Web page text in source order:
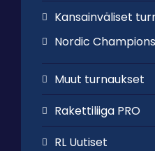
Kansainväliset
Nordic
Muut turnaukset
Rakettiliiga PRO
RL Uutiset